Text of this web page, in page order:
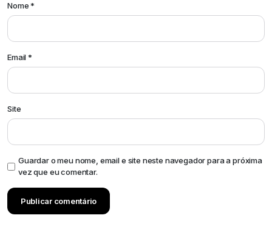
Nome*
Email*
Site
Guardar o meu nome, email e site neste navegador para a próxima
vez que eu comentar.